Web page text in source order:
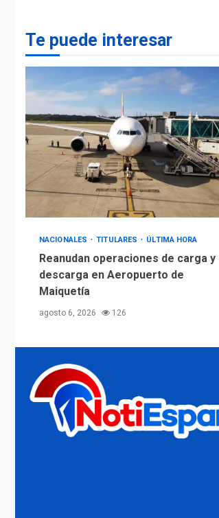
Te puede interesar
NACIONALES TITULARES ÚLTIMA HORA
Reanudan operaciones de carga y
descarga en Aeropuerto de
Maiquetía
agosto 6, 2026 126